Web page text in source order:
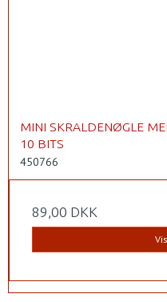
MINI SKRALDENØGLE
10 BITS
450766
89,00 DKK